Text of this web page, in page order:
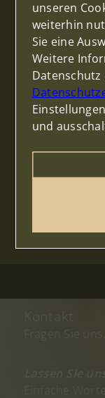
schafft
⚜ Seriosität
Immobilien
Bedeutung.
⚜
Das was uns
Immobilie
Ihrem
unseren
weiterhin
Sie eine
Weitere
Datenschutz
und